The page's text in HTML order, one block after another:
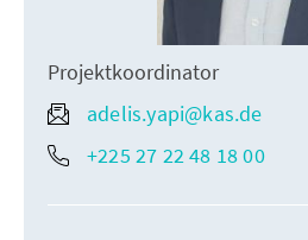
Projektkoordinator
adelis.yapi@kas.de
+225 27 22 48 18 00